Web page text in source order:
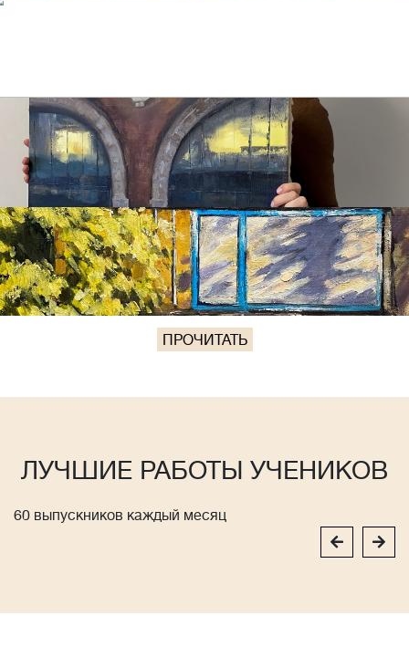
ПРОЧИТАТЬ
ЛУЧШИЕ РАБОТЫ УЧЕНИКОВ
60 выпускников каждый месяц